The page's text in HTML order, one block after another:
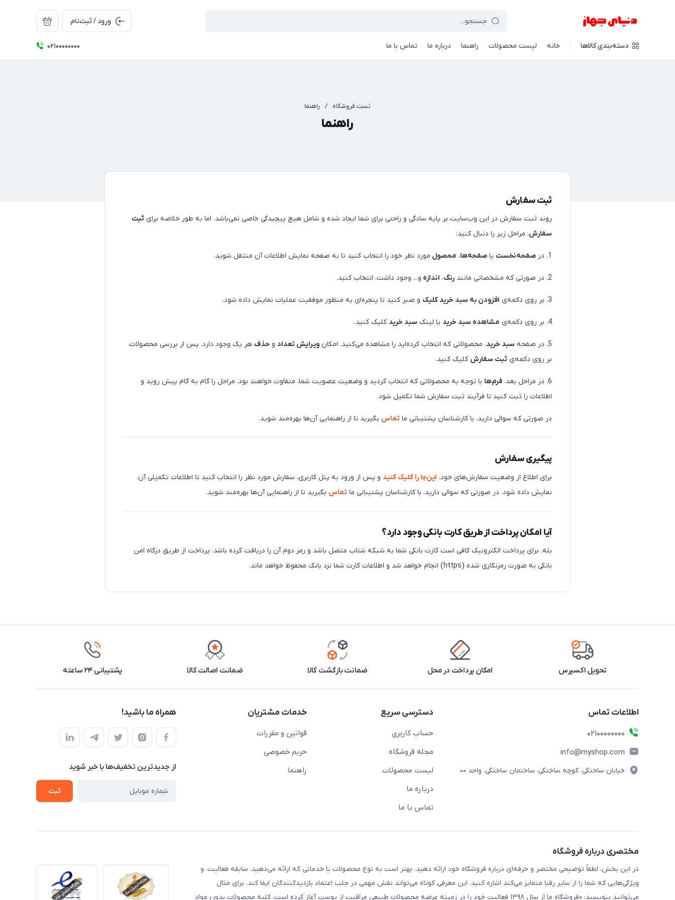
ورود / ثبت‌نام
دسته‌بندی کالاها خانه لیست محصولات راهنما درباره ما تماس با ما ۰۲۱۰۰۰۰۰۰۰۰
تست فروشگاه / راهنما
راهنما
ثبت سفارش
روند ثبت سفارش در این وب‌سایت بر پایه سادگی و راحتی برای شما ایجاد شده و شامل هیچ پیچیدگی خاصی نمی‌باشد. اما به طور خلاصه برای ثبت
سفارش، مراحل زیر را دنبال کنید:
1. در صفحه‌نخست یا صفحه‌ها، محصول مورد نظر خود را انتخاب کنید تا به صفحه نمایش اطلاعات آن منتقل شوید.
2. در صورتی که مشخصاتی مانند رنگ، اندازه و... وجود داشت، انتخاب کنید.
3. بر روی دکمه‌ی افزودن به سبد خرید کلیک و صبر کنید تا پنجره‌ای به منظور موفقیت عملیات نمایش داده شود.
4. بر روی دکمه‌ی مشاهده سبد خرید یا لینک سبد خرید کلیک کنید.
5. در صفحه سبد خرید، محصولاتی که انتخاب کرده‌اید را مشاهده می‌کنید. امکان ویرایش تعداد و حذف هر یک وجود دارد. پس از بررسی محصولات،
بر روی دکمه‌ی ثبت سفارش کلیک کنید.
6. در مراحل بعد، فرم‌ها با توجه به محصولاتی که انتخاب کردید و وضعیت عضویت شما، متفاوت خواهند بود. مراحل را گام به گام پیش روید و
اطلاعات را ثبت کنید تا فرآیند ثبت سفارش شما تکمیل شود.
در صورتی که سوالی دارید، با کارشناسان پشتیبانی ما تماس بگیرید تا از راهنمایی آن‌ها بهره‌مند شوید.
پیگیری سفارش
برای اطلاع از وضعیت سفارش‌های خود، این‌جا را کلیک کنید و پس از ورود به پنل کاربری، سفارش مورد نظر را انتخاب کنید تا اطلاعات تکمیلی آن،
نمایش داده شود. در صورتی که سوالی دارید، با کارشناسان پشتیبانی ما تماس بگیرید تا از راهنمایی آن‌ها بهره‌مند شوید.
آیا امکان پرداخت از طریق کارت بانکی وجود دارد؟
بله. برای پرداخت الکترونیک کافی است کارت بانکی شما به شبکه شتاب متصل باشد و رمز دوم آن را دریافت کرده باشد. پرداخت از طریق درگاه امن
بانکی به صورت رمزنگاری شده (https) انجام خواهد شد و اطلاعات کارت شما نزد بانک محفوظ خواهد ماند.
تحویل اکسپرس امکان پرداخت در محل ضمانت بازگشت کالا ضمانت اصالت کالا پشتیبانی ۲۴ ساعته
اطلاعات تماس
۰۲۱۰۰۰۰۰۰۰۰
info@myshop.com
خیابان ساختگی، کوچه ساختگی، ساختمان ساختگی، واحد ۰۰
دسترسی سریع
حساب کاربری
مجله فروشگاه
لیست محصولات
درباره ما
تماس با ما
خدمات مشتریان
قوانین و مقررات
حریم خصوصی
راهنما
همراه ما باشید!
از جدید‌ترین تخفیف‌ها با‌ خبر شوید
ثبت
مختصری درباره فروشگاه
در این بخش، لطفاً توضیحی مختصر و حرفه‌ای درباره فروشگاه خود ارائه دهید. بهتر است به نوع محصولات یا خدماتی که ارائه می‌دهید، سابقه فعالیت، و
ویژگی‌هایی که شما را از سایر رقبا متمایز می‌کند اشاره کنید. این معرفی کوتاه می‌تواند نقش مهمی در جلب اعتماد بازدیدکنندگان ایفا کند. برای مثال
می‌توانید بنویسید: «فروشگاه ما از سال ۱۳۹۸ فعالیت خود را در زمینه عرضه محصولات طبیعی مراقبت از پوست آغاز کرده است. کلیه محصولات بدون مواد